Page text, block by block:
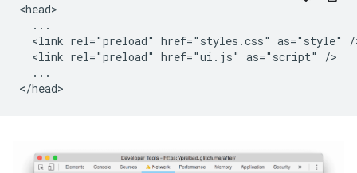
<head>
  ...
<link rel="preload" href="styles.css" as="style"
  <link rel="preload" href="ui.js" as="script" />
  ...